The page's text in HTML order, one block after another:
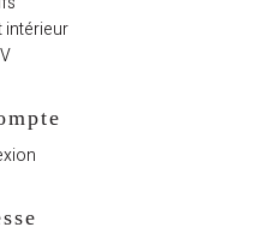
intérieur